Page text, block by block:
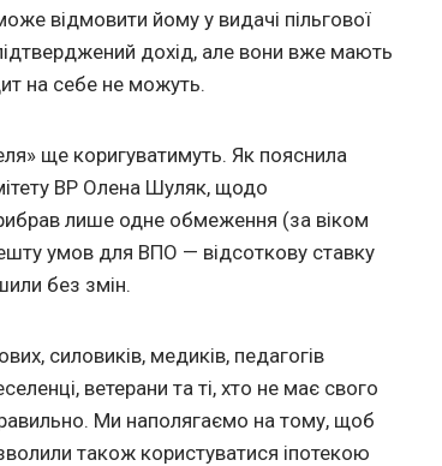
відмовити йому у видачі пільгової
дохід, але вони вже мають
на себе не можуть.
ще коригуватимуть. Як пояснила
BP Олена Шуляк, щодо
лише одне обмеження (за віком
умов для ВПО — відсоткову ставку
без змін.
силовиків, медиків, педагогів
ветерани та ті, хто не має свого
Ми наполягаємо на тому, щоб
також користуватися іпотекою